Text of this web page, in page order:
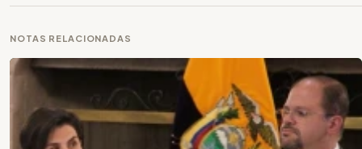
NOTAS RELACIONADAS